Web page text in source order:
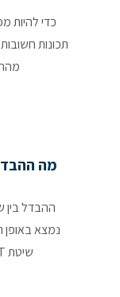
כדי להיות
תכונות
נמצא באופן
שיטת GET: הנתונים ב-URL: בשימוש…